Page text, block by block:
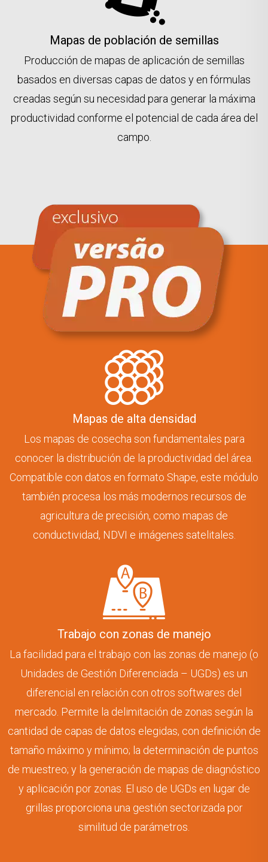
Mapas de población de semillas
Producción de mapas de aplicación de semillas
basados en diversas capas de datos y en fórmulas
creadas según su necesidad para generar la máxima
productividad conforme el potencial de cada área del
campo.
Mapas de alta densidad
Los mapas de cosecha son fundamentales para
conocer la distribución de la productividad del área.
Compatible con datos en formato Shape, este módulo
también procesa los más modernos recursos de
agricultura de precisión, como mapas de
conductividad, NDVI e imágenes satelitales.
Trabajo con zonas de manejo
La facilidad para el trabajo con las zonas de manejo (o
Unidades de Gestión Diferenciada – UGDs) es un
diferencial en relación con otros softwares del
mercado. Permite la delimitación de zonas según la
cantidad de capas de datos elegidas, con definición de
tamaño máximo y mínimo; la determinación de puntos
de muestreo; y la generación de mapas de diagnóstico
y aplicación por zonas. El uso de UGDs en lugar de
grillas proporciona una gestión sectorizada por
similitud de parámetros.